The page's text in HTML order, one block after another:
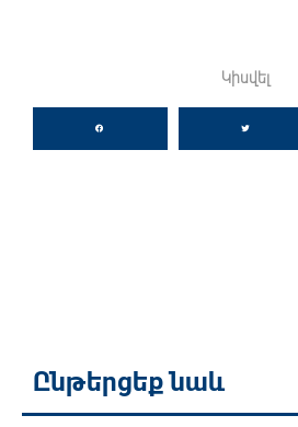
Կիսվել
Ընթերցեք նաև